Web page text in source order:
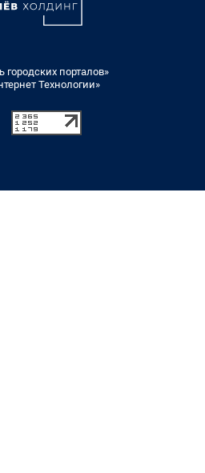
порталов»
Технологии»